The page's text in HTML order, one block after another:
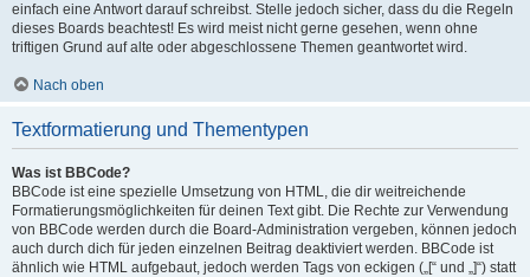
einfach eine Antwort darauf schreibst. Stelle jedoch sicher, dass du die Regeln
dieses Boards beachtest! Es wird meist nicht gerne gesehen, wenn ohne
triftigen Grund auf alte oder abgeschlossene Themen geantwortet wird.
Nach oben
Textformatierung und Thementypen
Was ist BBCode?
BBCode ist eine spezielle Umsetzung von HTML, die dir weitreichende
Formatierungsmöglichkeiten für deinen Text gibt. Die Rechte zur Verwendung
von BBCode werden durch die Board-Administration vergeben, können jedoch
auch durch dich für jeden einzelnen Beitrag deaktiviert werden. BBCode ist
ähnlich wie HTML aufgebaut, jedoch werden Tags von eckigen („[“ und „]“) statt